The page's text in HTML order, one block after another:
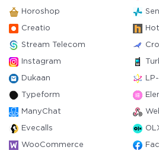
Horoshop
Creatio
Stream Telecom
Instagram
Dukaan
Typeform
ManyChat
Evecalls
WooCommerce